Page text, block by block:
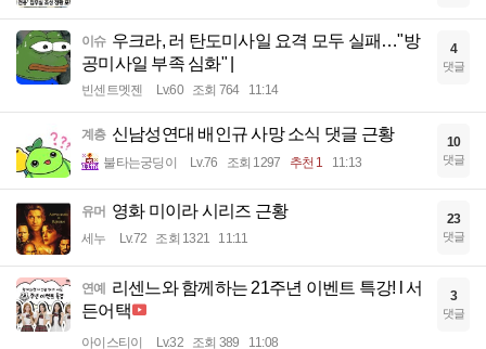
이슈 우크라, 러 탄도미사일 요격 모두 실패…"방
공미사일 부족 심화" |
빈센트멧젠 Lv.60 조회 764 11:14
4
댓글
계층 신남성연대 배인규 사망 소식 댓글 근황
불타는궁딩이 Lv.76 조회 1297 추천 1 11:13
10
댓글
유머 영화 미이라 시리즈 근황
세누 Lv.72 조회 1321 11:11
23
댓글
연예 리센느와 함께하는 21주년 이벤트 특강! l 서
든어택
아이스티이 Lv.32 조회 389 11:08
3
댓글